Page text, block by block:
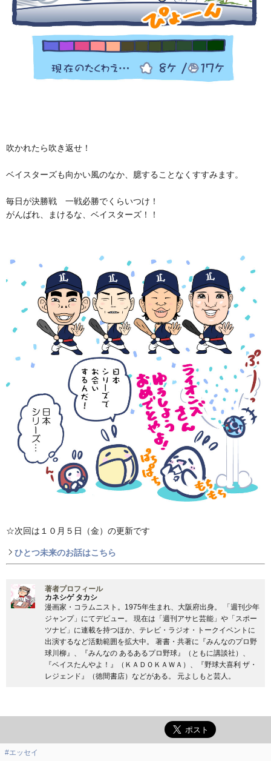
吹かれたら吹き返せ！
ベイスターズも向かい風のなか、臆することなくすすみます。
毎日が決勝戦 一戦必勝でくらいつけ！
がんばれ、まけるな、ベイスターズ！！
☆次回は１０月５日（金）の更新です
ひとつ未来のお話はこちら
著者プロフィール
カネシゲ タカシ
漫画家・コラムニスト。1975年生まれ、大阪府出身。 「週刊少年
ジャンプ」にてデビュー。 現在は「週刊アサヒ芸能」や「スポー
ツナビ」に連載を持つほか、テレビ・ラジオ・トークイベントに
出演するなど活動範囲を拡大中。 著書・共著に『みんなのプロ野
球川柳』、『みんなの あるあるプロ野球』（ともに講談社）、
『ベイスたんやよ！』（ＫＡＤＯＫＡＷＡ）、『野球大喜利 ザ・
レジェンド』（徳間書店）などがある。 元よしもと芸人。
#エッセイ